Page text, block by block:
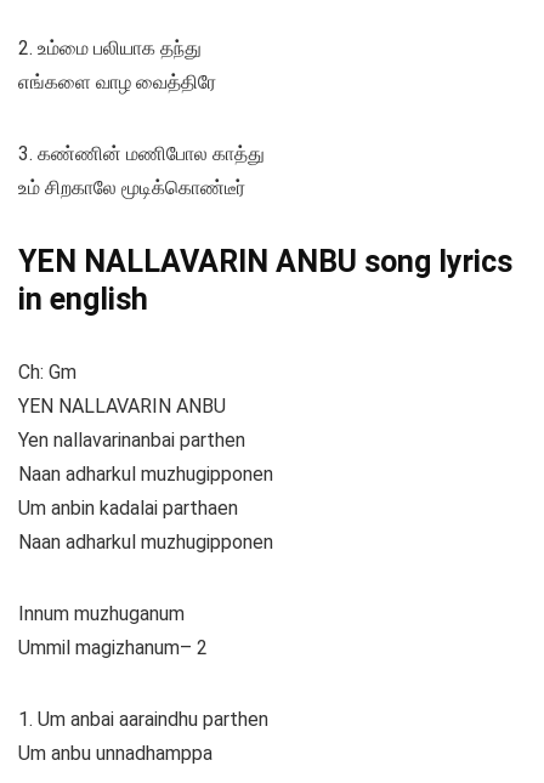
2. உம்மை பலியாக தந்து
எங்களை வாழ வைத்திரே
3. கண்ணின் மணிபோல காத்து
உம் சிறகாலே மூடிக்கொண்டீர்
YEN NALLAVARIN ANBU song lyrics
in english
Ch: Gm
YEN NALLAVARIN ANBU
Yen nallavarinanbai parthen
Naan adharkul muzhugipponen
Um anbin kadalai parthaen
Naan adharkul muzhugipponen
Innum muzhuganum
Ummil magizhanum– 2
1. Um anbai aaraindhu parthen
Um anbu unnadhamppa